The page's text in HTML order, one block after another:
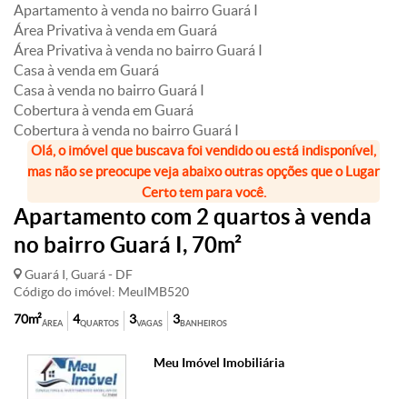
Apartamento à venda no bairro Guará I
Área Privativa à venda em Guará
Área Privativa à venda no bairro Guará I
Casa à venda em Guará
Casa à venda no bairro Guará I
Cobertura à venda em Guará
Cobertura à venda no bairro Guará I
Olá, o imóvel que buscava foi vendido ou está indisponível,
mas não se preocupe veja abaixo outras opções que o Lugar
Certo tem para você.
Apartamento com 2 quartos à venda
no bairro Guará I, 70m²
Guará I, Guará - DF
Código do imóvel: MeuIMB520
ÁREA
70m² QUARTOS
4 VAGAS
3 BANHEIROS
3
Meu Imóvel Imobiliária